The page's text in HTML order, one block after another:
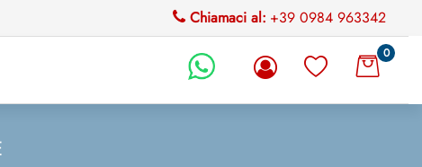
Chiamaci al: +39 0984 963342
0